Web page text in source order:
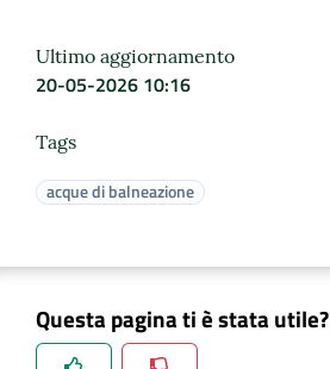
Ultimo aggiornamento
20-05-2026 10:16
Tags
acque di balneazione
Questa pagina ti è stata utile?